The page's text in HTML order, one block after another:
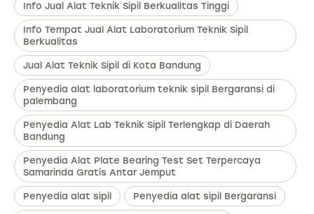
Info Jual Alat Teknik Sipil Berkualitas Tinggi
Info Tempat Jual Alat Laboratorium Teknik Sipil
Berkualitas
Jual Alat Teknik Sipil di Kota Bandung
Penyedia alat laboratorium teknik sipil Bergaransi di
palembang
Penyedia Alat Lab Teknik Sipil Terlengkap di Daerah
Bandung
Penyedia Alat Plate Bearing Test Set Terpercaya
Samarinda Gratis Antar Jemput
Penyedia alat sipil Penyedia alat sipil Bergaransi